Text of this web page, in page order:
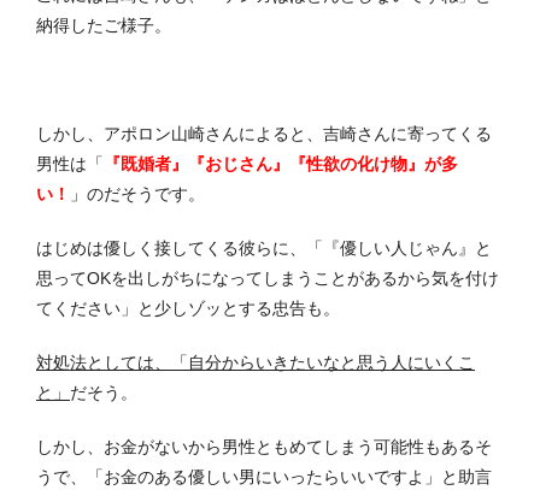
納得したご様子。
しかし、アポロン山崎さんによると、吉崎さんに寄ってくる
男性は「
『既婚者』『おじさん』『性欲の化け物』が多
い！
」のだそうです。
はじめは優しく接してくる彼らに、「『優しい人じゃん』と
思ってOKを出しがちになってしまうことがあるから気を付け
てください」と少しゾッとする忠告も。
対処法としては、「自分からいきたいなと思う人にいくこ
と」 だそう。
しかし、お金がないから男性ともめてしまう可能性もあるそ
うで、「お金のある優しい男にいったらいいですよ」と助言